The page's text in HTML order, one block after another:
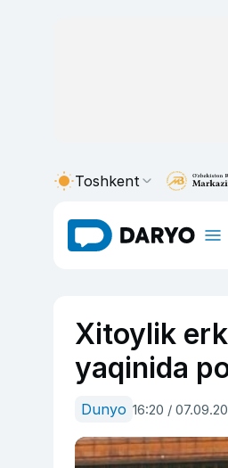
Toshkent
Xitoylik
yaqinida
Dunyo 16:20 /